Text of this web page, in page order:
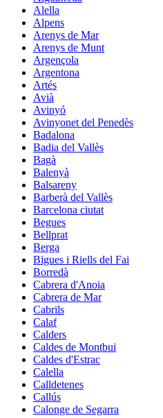
Alella
Alpens
Arenys de Mar
Arenys de Munt
Argençola
Argentona
Artés
Avià
Avinyó
Avinyonet del Penedès
Badalona
Badia del Vallès
Bagà
Balenyà
Balsareny
Barberà del Vallès
Barcelona ciutat
Begues
Bellprat
Berga
Bigues i Riells del Fai
Borredà
Cabrera d'Anoia
Cabrera de Mar
Cabrils
Calaf
Calders
Caldes de Montbui
Caldes d'Estrac
Calella
Calldetenes
Callús
Calonge de Segarra